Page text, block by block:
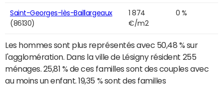
Saint-Georges-lès-Baillargeaux
(86130)
1 874
€/m2
0 %
Les hommes sont plus représentés avec 50,48 % sur
l'agglomération. Dans la ville de Lésigny résident 255
ménages. 25,81 % de ces familles sont des couples avec
au moins un enfant. 19,35 % sont des familles